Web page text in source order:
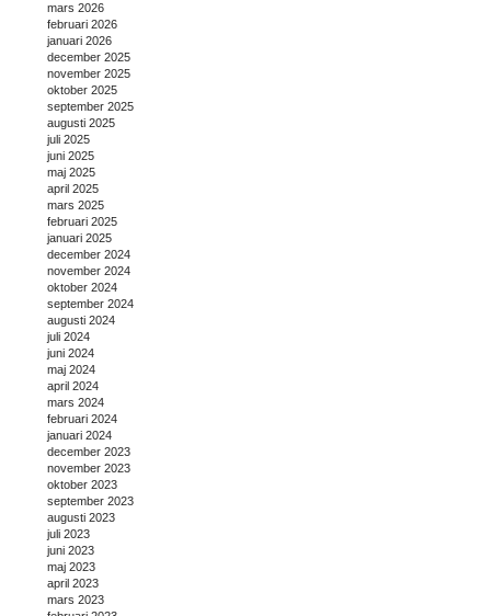
mars 2026
februari 2026
januari 2026
december 2025
november 2025
oktober 2025
september 2025
augusti 2025
juli 2025
juni 2025
maj 2025
april 2025
mars 2025
februari 2025
januari 2025
december 2024
november 2024
oktober 2024
september 2024
augusti 2024
juli 2024
juni 2024
maj 2024
april 2024
mars 2024
februari 2024
januari 2024
december 2023
november 2023
oktober 2023
september 2023
augusti 2023
juli 2023
juni 2023
maj 2023
april 2023
mars 2023